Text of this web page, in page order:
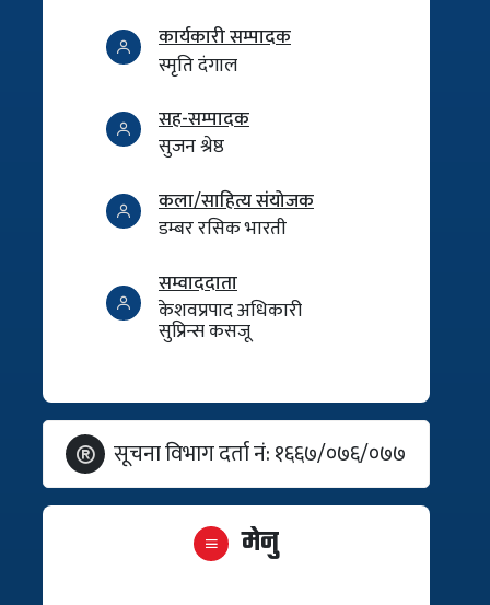
कार्यकारी सम्पादक
स्मृति दंगाल
सह-सम्पादक
सुजन श्रेष्ठ
कला/साहित्य संयोजक
डम्बर रसिक भारती
सम्वाददाता
केशवप्रपाद अधिकारी
सुप्रिन्स कसजू
सूचना विभाग दर्ता नं: १६६७/०७६/०७७
मेनु